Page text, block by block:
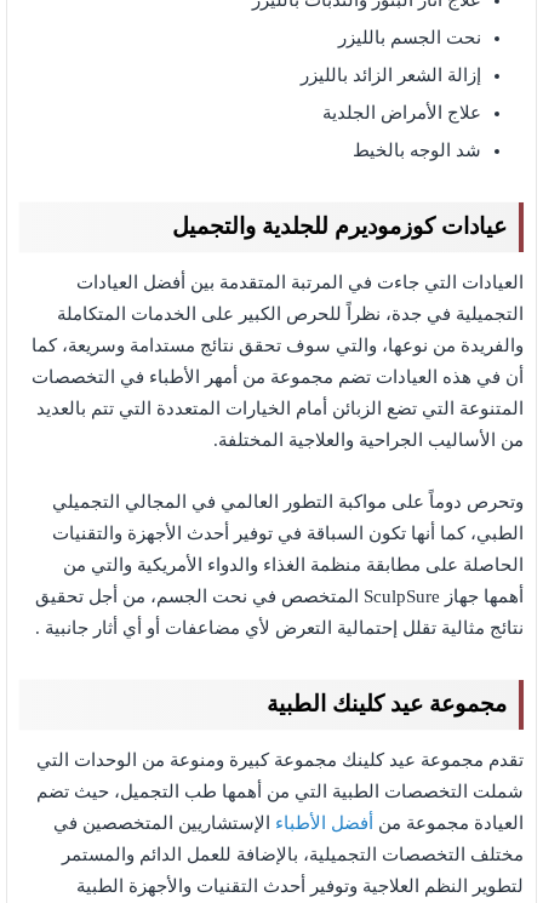
نحت الجسم بالليزر
إزالة الشعر الزائد بالليزر
علاج الأمراض الجلدية
شد الوجه بالخيط
عيادات كوزموديرم للجلدية والتجميل
العيادات التي جاءت في المرتبة المتقدمة بين أفضل العيادات
التجميلية في جدة، نظراً للحرص الكبير على الخدمات المتكاملة
والفريدة من نوعها، والتي سوف تحقق نتائج مستدامة وسريعة، كما
أن في هذه العيادات تضم مجموعة من أمهر الأطباء في التخصصات
المتنوعة التي تضع الزبائن أمام الخيارات المتعددة التي تتم بالعديد
من الأساليب الجراحية والعلاجية المختلفة.
وتحرص دوماً على مواكبة التطور العالمي في المجالي التجميلي
الطبي، كما أنها تكون السباقة في توفير أحدث الأجهزة والتقنيات
الحاصلة على مطابقة منظمة الغذاء والدواء الأمريكية والتي من
أهمها جهاز SculpSure المتخصص في نحت الجسم، من أجل تحقيق
نتائج مثالية تقلل إحتمالية التعرض لأي مضاعفات أو أي أثار جانبية .
مجموعة عيد كلينك الطبية
تقدم مجموعة عيد كلينك مجموعة كبيرة ومنوعة من الوحدات التي
شملت التخصصات الطبية التي من أهمها طب التجميل، حيث تضم
العيادة مجموعة من
أفضل الأطباء الإستشاريين المتخصصين في
مختلف التخصصات التجميلية، بالإضافة للعمل الدائم والمستمر
لتطوير النظم العلاجية وتوفير أحدث التقنيات والأجهزة الطبية